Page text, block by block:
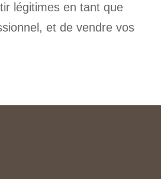
légitimes en tant que
et de vendre vos